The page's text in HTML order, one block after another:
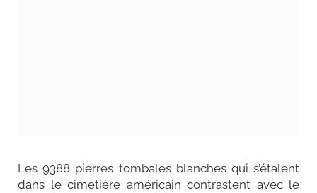
Les 9388 pierres tombales blanches qui s’étalent
dans le cimetière américain contrastent avec le